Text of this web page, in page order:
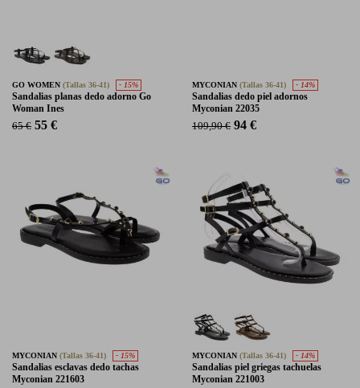
GO WOMEN (Tallas 36-41) - 15%
Sandalias planas dedo adorno Go
Woman Ines
65 € 55 €
MYCONIAN (Tallas 36-41) - 14%
Sandalias dedo piel adornos
Myconian 22035
109,90 € 94 €
MYCONIAN (Tallas 36-41) - 15%
Sandalias esclavas dedo tachas
Myconian 221603
MYCONIAN (Tallas 36-41) - 14%
Sandalias piel griegas tachuelas
Myconian 221003